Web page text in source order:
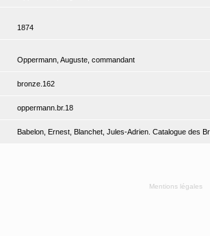
1874
Oppermann, Auguste, commandant
bronze.162
oppermann.br.18
Babelon, Ernest, Blanchet, Jules-Adrien. Catalogue des
Mentions légales